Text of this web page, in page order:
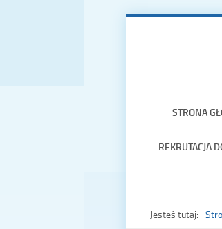
STRONA
REKRUTACJA
Jesteś tutaj: